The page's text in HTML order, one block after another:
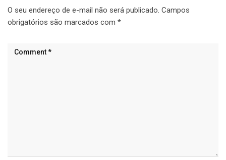
O seu endereço de e-mail não será publicado. Campos
obrigatórios são marcados com *